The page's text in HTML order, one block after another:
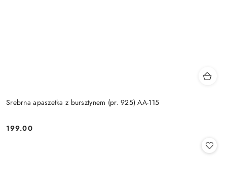
Srebrna apaszetka z bursztynem (pr. 925) AA-115
Cena:
199.00